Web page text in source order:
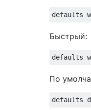
Быстрый:
По